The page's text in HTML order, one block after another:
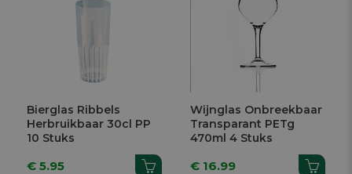
Bierglas Ribbels
Herbruikbaar 30cl PP
10 Stuks
€ 5.95
Wijnglas Onbreekbaar
Transparant PETg
470ml 4 Stuks
€ 16.99